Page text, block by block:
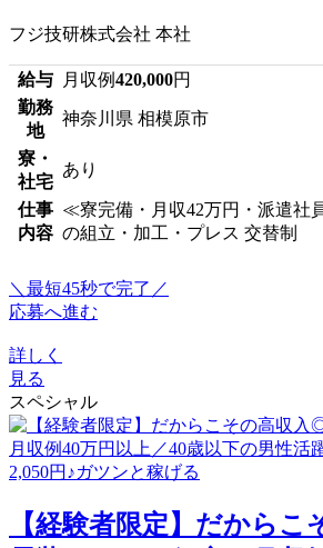
フジ技研株式会社 本社
給与 月収例420,000円
勤務
地
神奈川県 相模原市
寮・
社宅
あり
仕事
内容
≪寮完備・月収42万円・派遣社
の組立・加工・プレス 交替制
＼最短45秒で完了／
応募へ進む
詳しく
見る
スペシャル
【経験者限定】だから